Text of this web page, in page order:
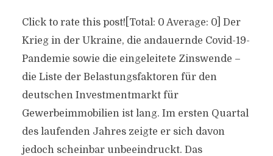
Click to rate this post![Total: 0 Average: 0] Der
Krieg in der Ukraine, die andauernde Covid-19-
Pandemie sowie die eingeleitete Zinswende –
die Liste der Belastungsfaktoren für den
deutschen Investmentmarkt für
Gewerbeimmobilien ist lang. Im ersten Quartal
des laufenden Jahres zeigte er sich davon
jedoch scheinbar unbeeindruckt. Das